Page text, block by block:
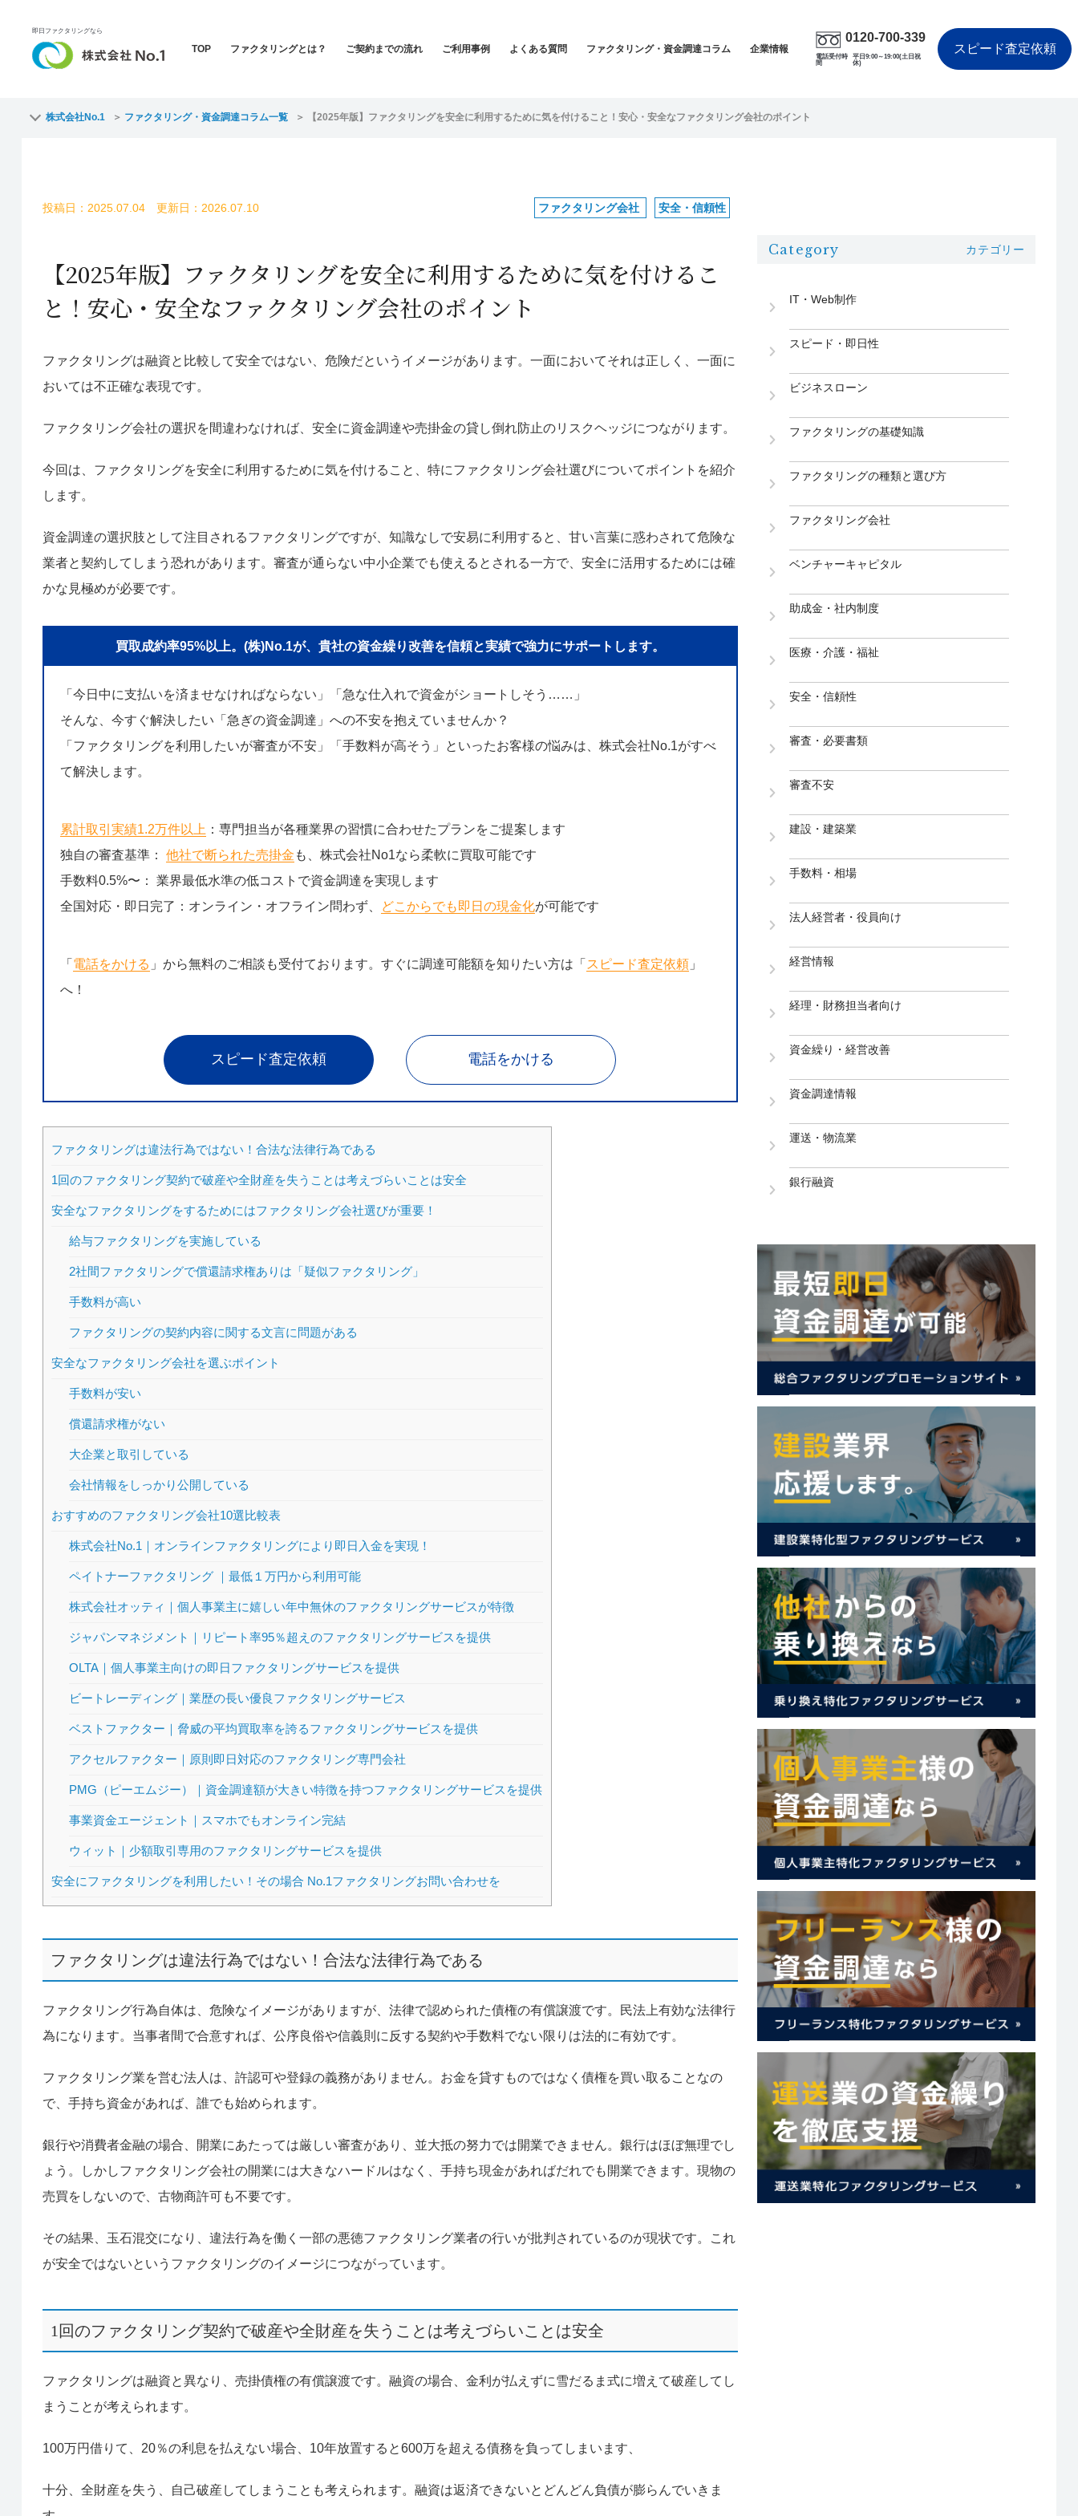
即日ファクタリングなら
TOP ファクタリングとは？ ご契約までの流れ ご利用事例 よくある質問 ファクタリング・資金調達コラム 企業情報
0120-700-339
電話受付時
間
平日9:00～19:00(土日祝
休)
スピード査定依頼
株式会社No.1 ファクタリング・資金調達コラム一覧 【2025年版】ファクタリングを安全に利用するために気を付けること！安心・安全なファクタリング会社のポイント
投稿日：2025.07.04 更新日：2026.07.10 ファクタリング会社 安全・信頼性
【2025年版】ファクタリングを安全に利用するために気を付けるこ
と！安心・安全なファクタリング会社のポイント
ファクタリングは融資と比較して安全ではない、危険だというイメージがあります。一面においてそれは正しく、一面に
おいては不正確な表現です。
ファクタリング会社の選択を間違わなければ、安全に資金調達や売掛金の貸し倒れ防止のリスクヘッジにつながります。
今回は、ファクタリングを安全に利用するために気を付けること、特にファクタリング会社選びについてポイントを紹介
します。
資金調達の選択肢として注目されるファクタリングですが、知識なしで安易に利用すると、甘い言葉に惑わされて危険な
業者と契約してしまう恐れがあります。審査が通らない中小企業でも使えるとされる一方で、安全に活用するためには確
かな見極めが必要です。
買取成約率95%以上。(株)No.1が、貴社の資金繰り改善を信頼と実績で強力にサポートします。
「今日中に支払いを済ませなければならない」「急な仕入れで資金がショートしそう……」
そんな、今すぐ解決したい「急ぎの資金調達」への不安を抱えていませんか？
「ファクタリングを利用したいが審査が不安」「手数料が高そう」といったお客様の悩みは、株式会社No.1がすべ
て解決します。
累計取引実績1.2万件以上 ：専門担当が各種業界の習慣に合わせたプランをご提案します
独自の審査基準： 他社で断られた売掛金 も、株式会社No1なら柔軟に買取可能です
手数料0.5%〜： 業界最低水準の低コストで資金調達を実現します
全国対応・即日完了：オンライン・オフライン問わず、
どこからでも即日の現金化が可能です
「 電話をかける 」から無料のご相談も受付ております。すぐに調達可能額を知りたい方は「 スピード査定依頼」
へ！
スピード査定依頼 電話をかける
ファクタリングは違法行為ではない！合法な法律行為である
1回のファクタリング契約で破産や全財産を失うことは考えづらいことは安全
安全なファクタリングをするためにはファクタリング会社選びが重要！
給与ファクタリングを実施している
2社間ファクタリングで償還請求権ありは「疑似ファクタリング」
手数料が高い
ファクタリングの契約内容に関する文言に問題がある
安全なファクタリング会社を選ぶポイント
手数料が安い
償還請求権がない
大企業と取引している
会社情報をしっかり公開している
おすすめのファクタリング会社10選比較表
株式会社No.1｜オンラインファクタリングにより即日入金を実現！
ペイトナーファクタリング ｜最低１万円から利用可能
株式会社オッティ｜個人事業主に嬉しい年中無休のファクタリングサービスが特徴
ジャパンマネジメント｜リピート率95％超えのファクタリングサービスを提供
OLTA｜個人事業主向けの即日ファクタリングサービスを提供
ビートレーディング｜業歴の長い優良ファクタリングサービス
ベストファクター｜脅威の平均買取率を誇るファクタリングサービスを提供
アクセルファクター｜原則即日対応のファクタリング専門会社
PMG（ピーエムジー）｜資金調達額が大きい特徴を持つファクタリングサービスを提供
事業資金エージェント｜スマホでもオンライン完結
ウィット｜少額取引専用のファクタリングサービスを提供
安全にファクタリングを利用したい！その場合 No.1ファクタリングお問い合わせを
ファクタリングは違法行為ではない！合法な法律行為である
ファクタリング行為自体は、危険なイメージがありますが、法律で認められた債権の有償譲渡です。民法上有効な法律行
為になります。当事者間で合意すれば、公序良俗や信義則に反する契約や手数料でない限りは法的に有効です。
ファクタリング業を営む法人は、許認可や登録の義務がありません。お金を貸すものではなく債権を買い取ることなの
で、手持ち資金があれば、誰でも始められます。
銀行や消費者金融の場合、開業にあたっては厳しい審査があり、並大抵の努力では開業できません。銀行はほぼ無理でし
ょう。しかしファクタリング会社の開業には大きなハードルはなく、手持ち現金があればだれでも開業できます。現物の
売買をしないので、古物商許可も不要です。
その結果、玉石混交になり、違法行為を働く一部の悪徳ファクタリング業者の行いが批判されているのが現状です。これ
が安全ではないというファクタリングのイメージにつながっています。
1回のファクタリング契約で破産や全財産を失うことは考えづらいことは安全
ファクタリングは融資と異なり、売掛債権の有償譲渡です。融資の場合、金利が払えずに雪だるま式に増えて破産してし
まうことが考えられます。
100万円借りて、20％の利息を払えない場合、10年放置すると600万を超える債務を負ってしまいます、
十分、全財産を失う、自己破産してしまうことも考えられます。融資は返済できないとどんどん負債が膨らんでいきま
Category カテゴリー
IT・Web制作
スピード・即日性
ビジネスローン
ファクタリングの基礎知識
ファクタリングの種類と選び方
ファクタリング会社
ベンチャーキャピタル
助成金・社内制度
医療・介護・福祉
安全・信頼性
審査・必要書類
審査不安
建設・建築業
手数料・相場
法人経営者・役員向け
経営情報
経理・財務担当者向け
資金繰り・経営改善
資金調達情報
運送・物流業
銀行融資